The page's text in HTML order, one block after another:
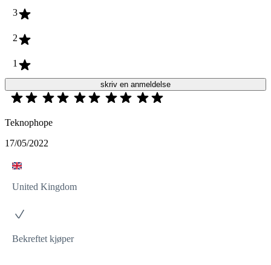
3
2
1
skriv en anmeldelse
Teknophope
17/05/2022
United Kingdom
Bekreftet kjøper